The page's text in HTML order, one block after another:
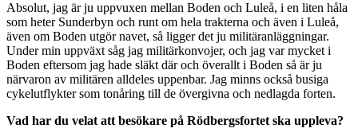
Absolut, jag är ju uppvuxen mellan Boden och Luleå, i en liten håla
som heter Sunderbyn och runt om hela trakterna och även i Luleå,
även om Boden utgör navet, så ligger det ju militäranläggningar.
Under min uppväxt såg jag militärkonvojer, och jag var mycket i
Boden eftersom jag hade släkt där och överallt i Boden så är ju
närvaron av militären alldeles uppenbar. Jag minns också busiga
cykelutflykter som tonåring till de övergivna och nedlagda forten.
Vad har du velat att besökare på Rödbergsfortet ska uppleva?